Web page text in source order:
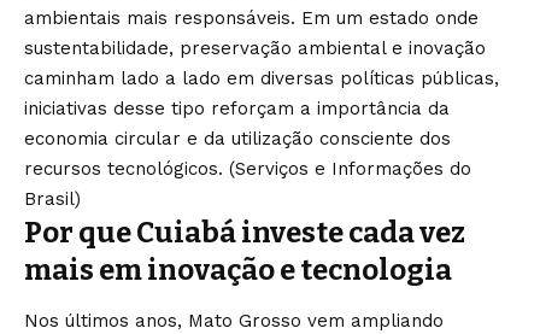
ambientais mais responsáveis. Em um estado onde
sustentabilidade, preservação ambiental e inovação
caminham lado a lado em diversas políticas públicas,
iniciativas desse tipo reforçam a importância da
economia circular e da utilização consciente dos
recursos tecnológicos. (Serviços e Informações do
Brasil)
Por que Cuiabá investe cada vez
mais em inovação e tecnologia
Nos últimos anos, Mato Grosso vem ampliando